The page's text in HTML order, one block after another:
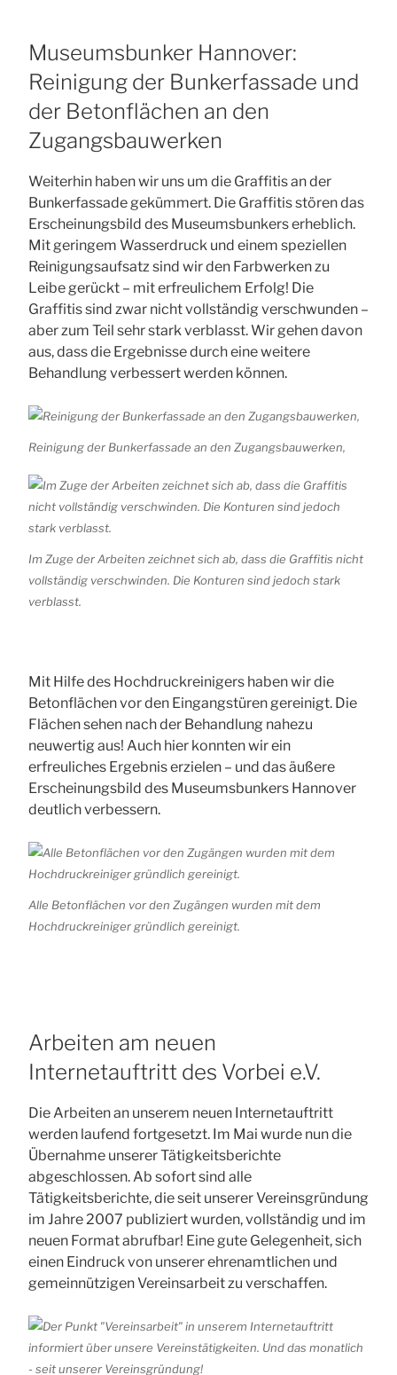
Museumsbunker Hannover:
Reinigung der Bunkerfassade und
der Betonflächen an den
Zugangsbauwerken
Weiterhin haben wir uns um die Graffitis an der
Bunkerfassade gekümmert. Die Graffitis stören das
Erscheinungsbild des Museumsbunkers erheblich.
Mit geringem Wasserdruck und einem speziellen
Reinigungsaufsatz sind wir den Farbwerken zu
Leibe gerückt – mit erfreulichem Erfolg! Die
Graffitis sind zwar nicht vollständig verschwunden –
aber zum Teil sehr stark verblasst. Wir gehen davon
aus, dass die Ergebnisse durch eine weitere
Behandlung verbessert werden können.
Reinigung der Bunkerfassade an den Zugangsbauwerken,
Im Zuge der Arbeiten zeichnet sich ab, dass die Graffitis nicht
vollständig verschwinden. Die Konturen sind jedoch stark
verblasst.
Mit Hilfe des Hochdruckreinigers haben wir die
Betonflächen vor den Eingangstüren gereinigt. Die
Flächen sehen nach der Behandlung nahezu
neuwertig aus! Auch hier konnten wir ein
erfreuliches Ergebnis erzielen – und das äußere
Erscheinungsbild des Museumsbunkers Hannover
deutlich verbessern.
Alle Betonflächen vor den Zugängen wurden mit dem
Hochdruckreiniger gründlich gereinigt.
Arbeiten am neuen
Internetauftritt des Vorbei e.V.
Die Arbeiten an unserem neuen Internetauftritt
werden laufend fortgesetzt. Im Mai wurde nun die
Übernahme unserer Tätigkeitsberichte
abgeschlossen. Ab sofort sind alle
Tätigkeitsberichte, die seit unserer Vereinsgründung
im Jahre 2007 publiziert wurden, vollständig und im
neuen Format abrufbar! Eine gute Gelegenheit, sich
einen Eindruck von unserer ehrenamtlichen und
gemeinnützigen Vereinsarbeit zu verschaffen.